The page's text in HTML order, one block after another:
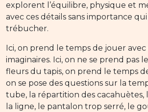
explorent l’équilibre, physique et
avec ces détails sans importance
trébucher.
Ici, on prend le temps de jouer avec
imaginaires. Ici, on ne se prend pas
fleurs du tapis, on prend le temps
on se pose des questions sur la
tube, la répartition des cacahuètes,
la ligne, le pantalon trop serré, le